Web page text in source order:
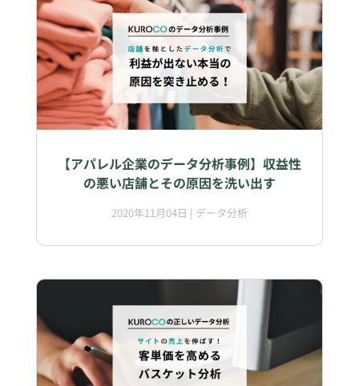
【アパレル企業のデータ分析事例】収益性
の悪い店舗とその原因を洗い出す
2020年11月04日 | データ分析